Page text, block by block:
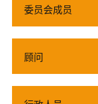
委员会成员
顾问